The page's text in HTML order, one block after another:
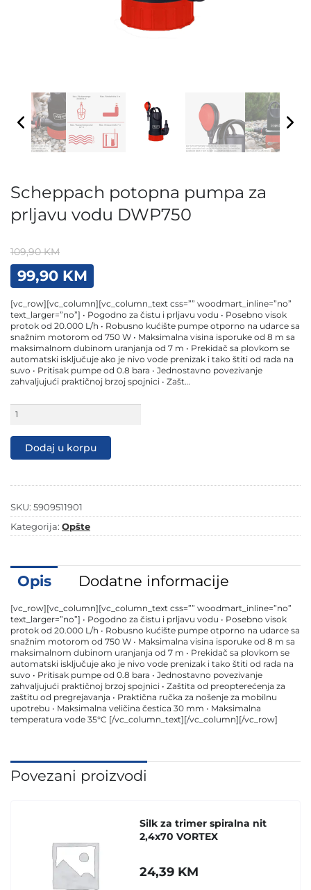
Scheppach potopna pumpa za
prljavu vodu DWP750
109,90KM
Original
price
was:
109,90 KM.
99,90 KM
Current
price
is:
99,90 KM.
[vc_row][vc_column][vc_column_text css=”” woodmart_inline=”no”
text_larger=”no”] • Pogodno za čistu i prljavu vodu • Posebno visok
protok od 20.000 L/h • Robusno kućište pumpe otporno na udarce sa
snažnim motorom od 750 W • Maksimalna visina isporuke od 8 m sa
maksimalnom dubinom uranjanja od 7 m • Prekidač sa plovkom se
automatski isključuje ako je nivo vode prenizak i tako štiti od rada na
suvo • Pritisak pumpe od 0.8 bara • Jednostavno povezivanje
zahvaljujući praktičnoj brzoj spojnici • Zašt…
Scheppach
potopna
za
prljavu
količina
Dodaj u korpu
SKU: 5909511901
Kategorija: Opšte
Opis Dodatne informacije
[vc_row][vc_column][vc_column_text css=”” woodmart_inline=”no”
text_larger=”no”] • Pogodno za čistu i prljavu vodu • Posebno visok
protok od 20.000 L/h • Robusno kućište pumpe otporno na udarce sa
snažnim motorom od 750 W • Maksimalna visina isporuke od 8 m sa
maksimalnom dubinom uranjanja od 7 m • Prekidač sa plovkom se
automatski isključuje ako je nivo vode prenizak i tako štiti od rada na
suvo • Pritisak pumpe od 0.8 bara • Jednostavno povezivanje
zahvaljujući praktičnoj brzoj spojnici • Zaštita od preopterećenja za
zaštitu od pregrejavanja • Praktična ručka za nošenje za mobilnu
upotrebu • Maksimalna veličina čestica 30 mm • Maksimalna
temperatura vode 35°C [/vc_column_text][/vc_column][/vc_row]
Povezani proizvodi
Silk za trimer spiralna nit
2,4x70 VORTEX
24,39 KM